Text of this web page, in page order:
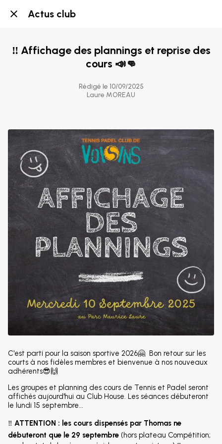
Actus club
‼️ Affichage des plannings et reprise des
cours 📣👊
Rédigé le 10/09/2025
Laure MOREAU
C'est parti pour la saison sportive 2026🤗 Bon retour sur les
courts à nos fidèles membres et bienvenue à nos nouveaux
adhérents😎🙌
Les groupes et planning des cours de Tennis et Padel seront
affichés aujourd'hui au Club House. Les séances débuteront
le lundi 15 septembre...
‼️ ATTENTION : les cours dispensés par Thomas ne
débuteront que le 29 septembre (hors plateau Compétition;